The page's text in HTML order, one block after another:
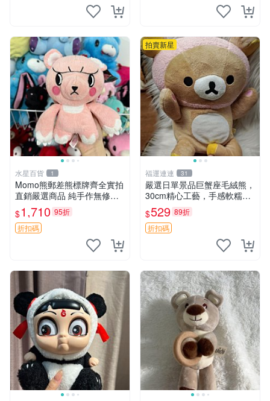
水星百貨 1
Momo熊郵差熊標牌齊全實拍
直銷嚴選商品 純手作無修圖
可收藏 郵差熊 Momo熊 標牌
商品
$1,710 95折
折扣碼
拍賣新星
福運連連 31
嚴選日單景品巨蟹座毛絨熊，
30cm精心工藝，手感軟糯推
薦收藏送人 巨蟹座 毛絨玩具
精緻做工
$529 89折
折扣碼